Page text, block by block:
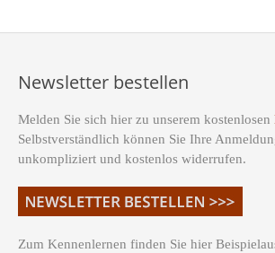
Newsletter bestellen
Melden Sie sich hier zu unserem kostenlosen
Selbstverständlich können Sie Ihre
unkompliziert und kostenlos widerrufen.
Zum Kennenlernen finden Sie hier